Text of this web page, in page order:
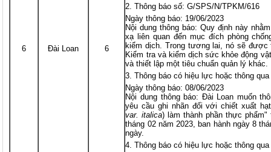
6 Đài Loan 6
Thông báo số: G/SPS/N/TPKM/616
Ngày thông báo: 19/06/2023
Nội dung thông báo: Quy định này
xạ liên quan đến mục đích phòng
kiểm dịch. Trong tương lai, nó sẽ
Kiểm tra và kiểm dịch sức khỏe động
và thiết lập một tiêu chuẩn quản lý khác.
Thông báo có hiệu lực hoặc thông
Ngày thông báo: 08/06/2023
Nội dung thông báo: Đài Loan muốn
yêu cầu ghi nhãn đối với chiết xuất
var. italica) làm thành phần thực phẩm"
tháng 02 năm 2023, ban hành ngày 8
ngày.
Thông báo có hiệu lực hoặc thông